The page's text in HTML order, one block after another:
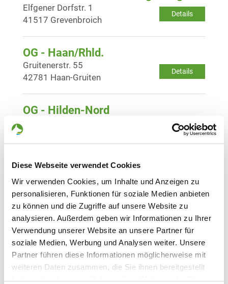
Diese Webseite verwendet Cookies
Wir verwenden Cookies, um Inhalte und Anzeigen zu
personalisieren, Funktionen für soziale Medien anbieten
zu können und die Zugriffe auf unsere Website zu
analysieren. Außerdem geben wir Informationen zu Ihrer
Verwendung unserer Website an unsere Partner für
soziale Medien, Werbung und Analysen weiter. Unsere
Partner führen diese Informationen möglicherweise mit
weiteren Daten zusammen, die Sie ihnen bereitgestellt
haben oder die sie im Rahmen Ihrer Nutzung der Dienste
Details
Elfgener Dorfstr. 1
41517 Grevenbroich
OG - Haan/Rhld.
Details
Gruitenerstr. 55
42781 Haan-Gruiten
OG - Hilden-Nord
Details
OG - Hilden e.V.
Details
Elberfelder Str. 210
40724 Hilden
OG - Köln-Bickendorf e.V.
Details
Venloer Str. 965
50829 Köln-Bickendorf